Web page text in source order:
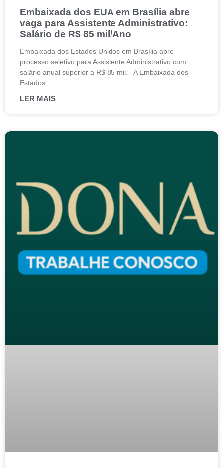
Embaixada dos EUA em Brasília abre
vaga para Assistente Administrativo:
Salário de R$ 85 mil/Ano
Embaixada dos Estados Unidos em Brasília abre
processo seletivo para Assistente Administrativo com
salário anual superior a R$ 85 mil. A Embaixada dos
Estados
LER MAIS